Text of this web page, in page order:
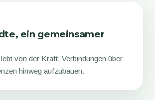
ein gemeinsamer
von der Kraft, Verbindungen über
hinweg aufzubauen.